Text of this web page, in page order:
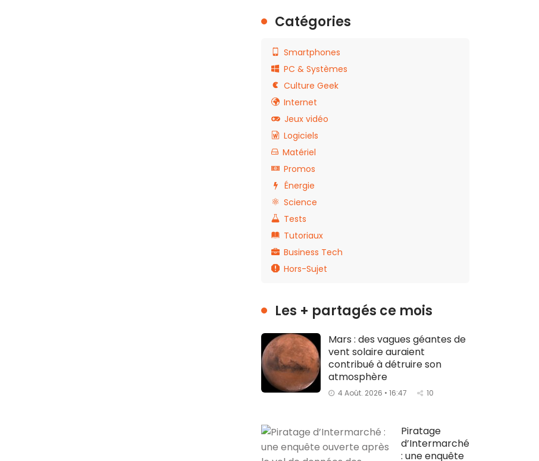
Catégories
Smartphones
PC & Systèmes
Culture Geek
Internet
Jeux vidéo
Logiciels
Matériel
Promos
Énergie
Science
Tests
Tutoriaux
Business Tech
Hors-Sujet
Les + partagés ce mois
Mars : des vagues géantes de
vent solaire auraient
contribué à détruire son
atmosphère
4 Août. 2026 • 16:47 10
Piratage
d’Intermarché
: une enquête